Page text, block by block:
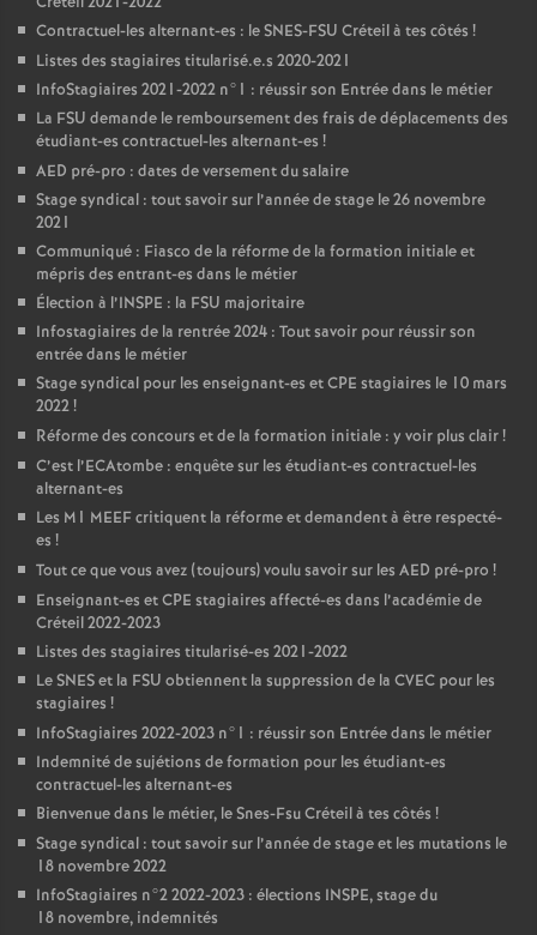
Contractuel-les alternant-es : leSNES-FSU Créteil à tes côtés !
Listes des stagiaires titularisé.e.s 2020-2021
InfoStagiaires 2021-2022 n°1 : réussir son Entrée dans le métier
La FSU demande le remboursement des frais de déplacements des
étudiant-es contractuel-les alternant-es !
AED pré-pro : dates de versement du salaire
Stage syndical : tout savoir sur l’année de stage le 26 novembre
2021
Communiqué : Fiasco de la réforme de la formation initiale et
mépris des entrant-es dans le métier
Élection à l’INSPE : la FSU majoritaire
Infostagiaires de la rentrée 2024 : Tout savoir pour réussir son
entrée dans le métier
Stage syndical pour les enseignant-es etCPE stagiaires le 10 mars
2022!
Réforme des concours et de la formation initiale : y voir plus clair!
C’est l’ECAtombe : enquête sur les étudiant-es contractuel-les
alternant-es
Les M1 MEEFcritiquent la réforme et demandent à être respecté-
es !
Tout ce que vous avez (toujours) voulu savoir sur les AED pré-pro !
Enseignant-es etCPE stagiaires affecté-es dans l’académie de
Créteil 2022-2023
Listes des stagiaires titularisé-es 2021-2022
LeSNESet la FSU obtiennent la suppression de la CVEC pour les
stagiaires !
InfoStagiaires 2022-2023 n°1 : réussir son Entrée dans le métier
Indemnité de sujétions de formation pour les étudiant-es
contractuel-les alternant-es
Bienvenue dans le métier, le Snes-Fsu Créteil à tes côtés !
Stage syndical : tout savoir sur l’année de stage et les mutations le
18 novembre 2022
InfoStagiaires n°2 2022-2023 : élections INSPE, stage du
18 novembre, indemnités